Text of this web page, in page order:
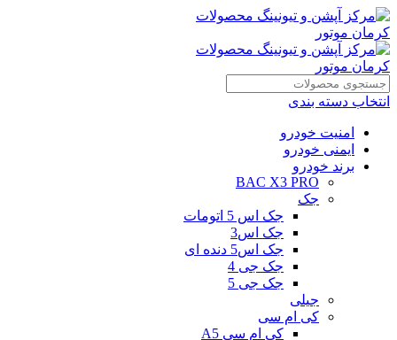
انتخاب دسته بندی
امنیت خودرو
ایمنی خودرو
برند خودرو
BAC X3 PRO
جک
جک اس 5 اتومات
جک اس3
جک اس5 دنده ای
جک جی 4
جک جی 5
جیلی
کی ام سی
کی ام سی A5